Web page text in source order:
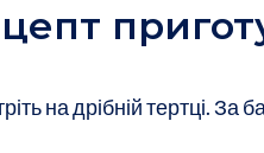
на дрібній тертці.